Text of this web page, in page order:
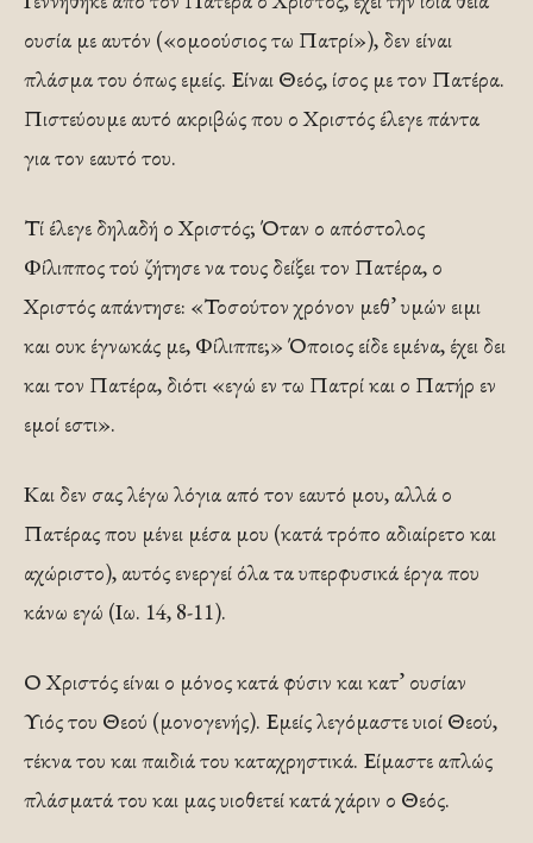
ουσία με αυτόν («ομοούσιος τω Πατρί»), δεν είναι
πλάσμα του όπως εμείς. Είναι Θεός, ίσος με τον Πατέρα.
Πιστεύουμε αυτό ακριβώς που ο Χριστός έλεγε πάντα
για τον εαυτό του.
Τί έλεγε δηλαδή ο Χριστός; Όταν ο απόστολος
Φίλιππος τού ζήτησε να τους δείξει τον Πατέρα, ο
Χριστός απάντησε: «Τοσούτον χρόνον μεθ’ υμών ειμι
και ουκ έγνωκάς με, Φίλιππε;» Όποιος είδε εμένα, έχει δει
και τον Πατέρα, διότι «εγώ εν τω Πατρί και ο Πατήρ εν
εμοί εστι».
Και δεν σας λέγω λόγια από τον εαυτό μου, αλλά ο
Πατέρας που μένει μέσα μου (κατά τρόπο αδιαίρετο και
αχώριστο), αυτός ενεργεί όλα τα υπερφυσικά έργα που
κάνω εγώ (Ιω. 14, 8-11).
Ο Χριστός είναι ο μόνος κατά φύσιν και κατ’ ουσίαν
Υιός του Θεού (μονογενής). Εμείς λεγόμαστε υιοί Θεού,
τέκνα του και παιδιά του καταχρηστικά. Είμαστε απλώς
πλάσματά του και μας υιοθετεί κατά χάριν ο Θεός.